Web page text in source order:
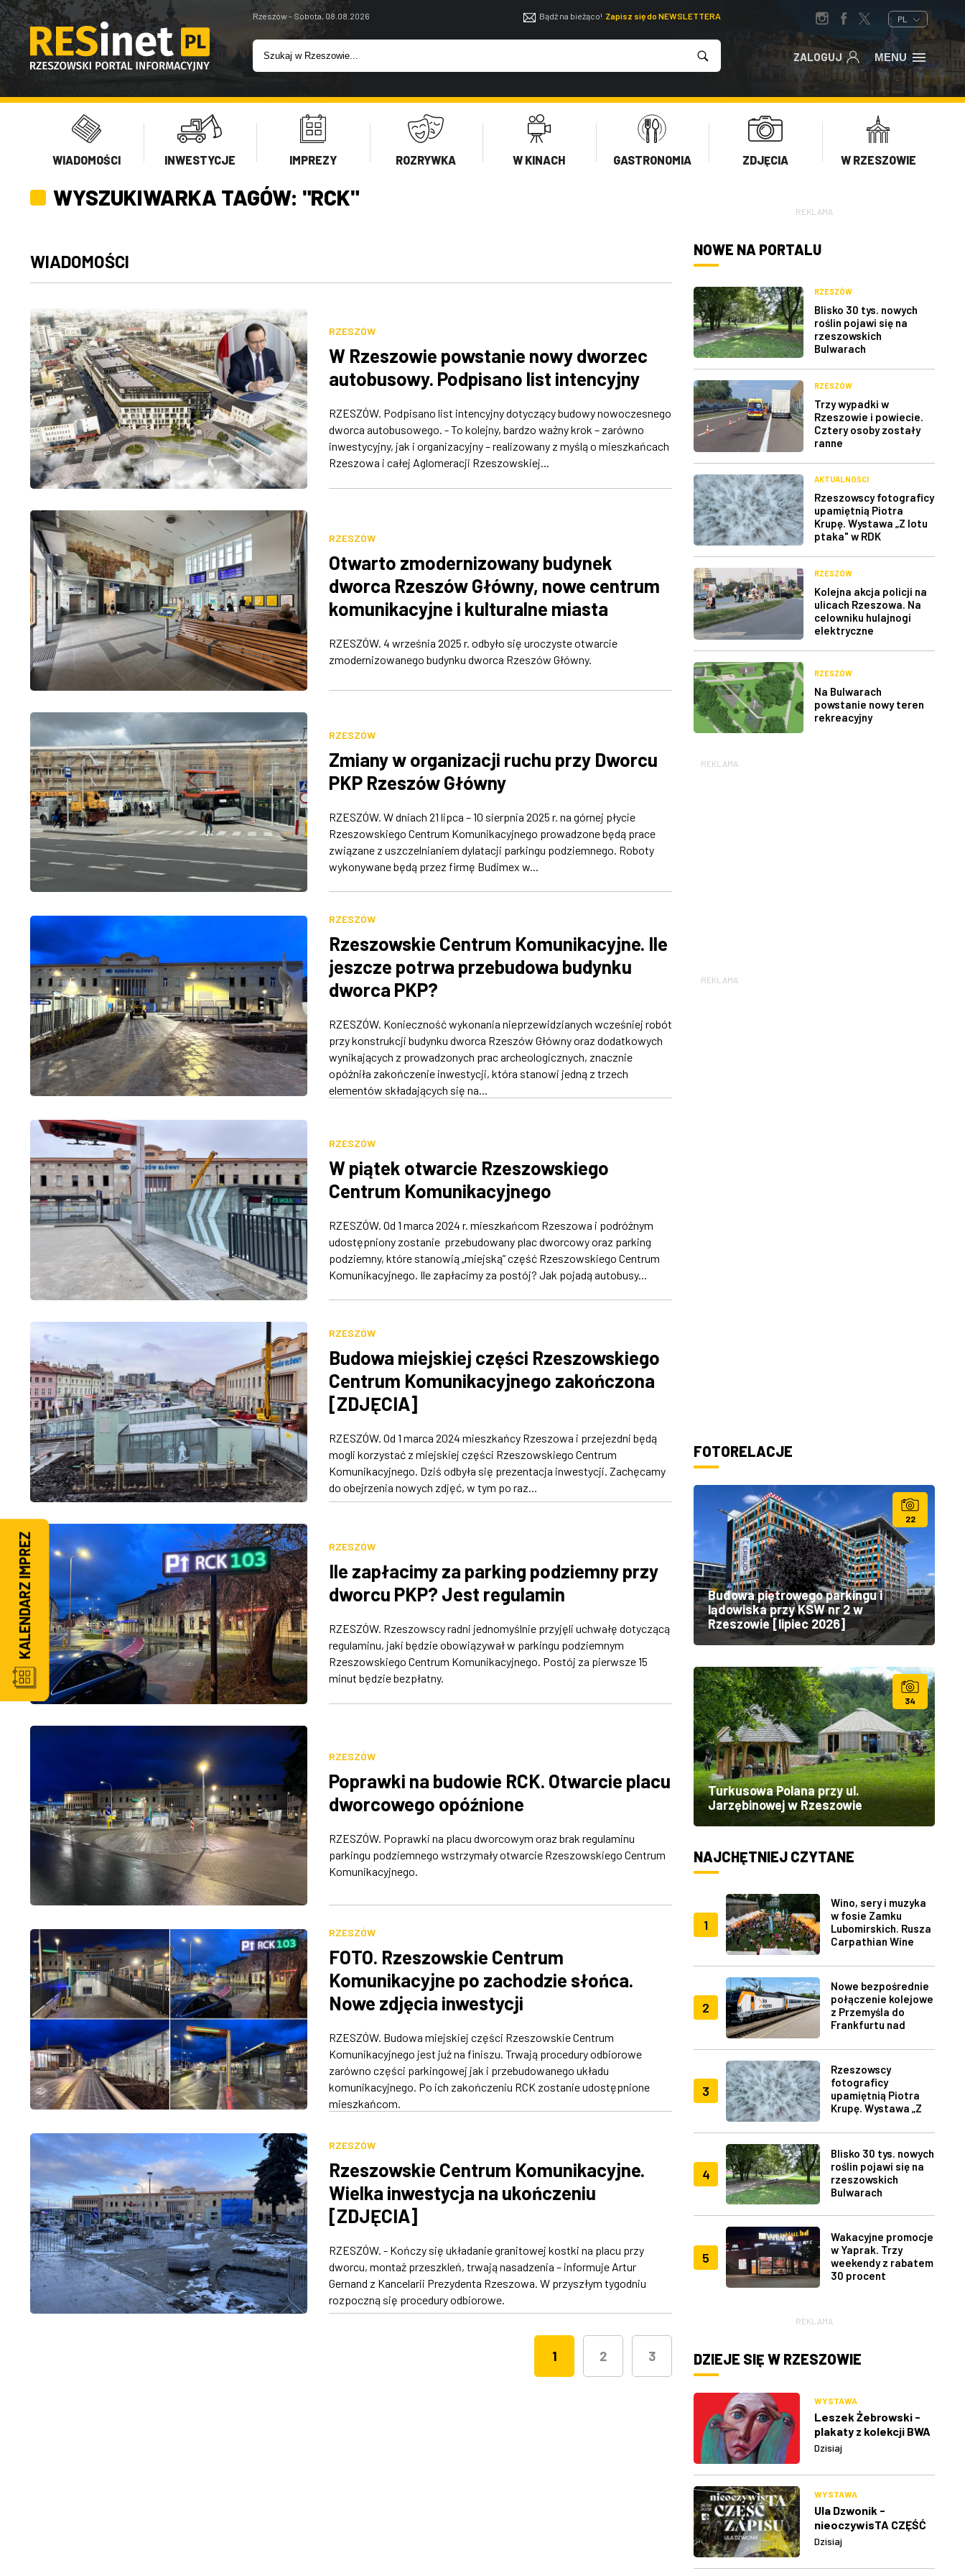
Rzeszów - Sobota, 08.08.2026 Bądź na bieżąco! Zapisz się do NEWSLETTERA PL
ZALOGUJ MENU
WIADOMOŚCI INWESTYCJE IMPREZY ROZRYWKA W KINACH GASTRONOMIA ZDJĘCIA W RZESZOWIE
WYSZUKIWARKA TAGÓW: "RCK"
WIADOMOŚCI
RZESZÓW
W Rzeszowie powstanie nowy dworzec
autobusowy. Podpisano list intencyjny
RZESZÓW. Podpisano list intencyjny dotyczący budowy nowoczesnego
dworca autobusowego. - To kolejny, bardzo ważny krok – zarówno
inwestycyjny, jak i organizacyjny – realizowany z myślą o mieszkańcach
Rzeszowa i całej Aglomeracji Rzeszowskiej...
RZESZÓW
Otwarto zmodernizowany budynek
dworca Rzeszów Główny, nowe centrum
komunikacyjne i kulturalne miasta
RZESZÓW. 4 września 2025 r. odbyło się uroczyste otwarcie
zmodernizowanego budynku dworca Rzeszów Główny.
RZESZÓW
Zmiany w organizacji ruchu przy Dworcu
PKP Rzeszów Główny
RZESZÓW. W dniach 21 lipca – 10 sierpnia 2025 r. na górnej płycie
Rzeszowskiego Centrum Komunikacyjnego prowadzone będą prace
związane z uszczelnianiem dylatacji parkingu podziemnego. Roboty
wykonywane będą przez firmę Budimex w...
RZESZÓW
Rzeszowskie Centrum Komunikacyjne. Ile
jeszcze potrwa przebudowa budynku
dworca PKP?
RZESZÓW. Konieczność wykonania nieprzewidzianych wcześniej robót
przy konstrukcji budynku dworca Rzeszów Główny oraz dodatkowych
wynikających z prowadzonych prac archeologicznych, znacznie
opóźniła zakończenie inwestycji, która stanowi jedną z trzech
elementów składających się na...
RZESZÓW
W piątek otwarcie Rzeszowskiego
Centrum Komunikacyjnego
RZESZÓW. Od 1 marca 2024 r. mieszkańcom Rzeszowa i podróżnym
udostępniony zostanie przebudowany plac dworcowy oraz parking
podziemny, które stanowią „miejską” część Rzeszowskiego Centrum
Komunikacyjnego. Ile zapłacimy za postój? Jak pojadą autobusy...
RZESZÓW
Budowa miejskiej części Rzeszowskiego
Centrum Komunikacyjnego zakończona
[ZDJĘCIA]
RZESZÓW. Od 1 marca 2024 mieszkańcy Rzeszowa i przejezdni będą
mogli korzystać z miejskiej części Rzeszowskiego Centrum
Komunikacyjnego. Dziś odbyła się prezentacja inwestycji. Zachęcamy
do obejrzenia nowych zdjęć, w tym po raz...
RZESZÓW
Ile zapłacimy za parking podziemny przy
dworcu PKP? Jest regulamin
RZESZÓW. Rzeszowscy radni jednomyślnie przyjęli uchwałę dotyczącą
regulaminu, jaki będzie obowiązywał w parkingu podziemnym
Rzeszowskiego Centrum Komunikacyjnego. Postój za pierwsze 15
minut będzie bezpłatny.
RZESZÓW
Poprawki na budowie RCK. Otwarcie placu
dworcowego opóźnione
RZESZÓW. Poprawki na placu dworcowym oraz brak regulaminu
parkingu podziemnego wstrzymały otwarcie Rzeszowskiego Centrum
Komunikacyjnego.
RZESZÓW
FOTO. Rzeszowskie Centrum
Komunikacyjne po zachodzie słońca.
Nowe zdjęcia inwestycji
RZESZÓW. Budowa miejskiej części Rzeszowskie Centrum
Komunikacyjnego jest już na finiszu. Trwają procedury odbiorowe
zarówno części parkingowej jak i przebudowanego układu
komunikacyjnego. Po ich zakończeniu RCK zostanie udostępnione
mieszkańcom.
RZESZÓW
Rzeszowskie Centrum Komunikacyjne.
Wielka inwestycja na ukończeniu
[ZDJĘCIA]
RZESZÓW. - Kończy się układanie granitowej kostki na placu przy
dworcu, montaż przeszkleń, trwają nasadzenia – informuje Artur
Gernand z Kancelarii Prezydenta Rzeszowa. W przyszłym tygodniu
rozpoczną się procedury odbiorowe.
1 2 3
REKLAMA
NOWE NA PORTALU
RZESZÓW
Blisko 30 tys. nowych
roślin pojawi się na
rzeszowskich
Bulwarach
RZESZÓW
Trzy wypadki w
Rzeszowie i powiecie.
Cztery osoby zostały
ranne
AKTUALNOŚCI
Rzeszowscy fotograficy
upamiętnią Piotra
Krupę. Wystawa „Z lotu
ptaka" w RDK
RZESZÓW
Kolejna akcja policji na
ulicach Rzeszowa. Na
celowniku hulajnogi
elektryczne
RZESZÓW
Na Bulwarach
powstanie nowy teren
rekreacyjny
REKLAMA
REKLAMA
FOTORELACJE
22
Budowa piętrowego parkingu i
lądowiska przy KSW nr 2 w
Rzeszowie [lipiec 2026]
34
Turkusowa Polana przy ul.
Jarzębinowej w Rzeszowie
NAJCHĘTNIEJ CZYTANE
1
Wino, sery i muzyka
w fosie Zamku
Lubomirskich. Rusza
Carpathian Wine
2
Nowe bezpośrednie
połączenie kolejowe
z Przemyśla do
Frankfurtu nad
3
Rzeszowscy
fotograficy
upamiętnią Piotra
Krupę. Wystawa „Z
4
Blisko 30 tys. nowych
roślin pojawi się na
rzeszowskich
Bulwarach
5
Wakacyjne promocje
w Yaprak. Trzy
weekendy z rabatem
30 procent
REKLAMA
DZIEJE SIĘ W RZESZOWIE
WYSTAWA
Leszek Żebrowski -
plakaty z kolekcji BWA
w Rzeszowie
Dzisiaj
WYSTAWA
Ula Dzwonik -
nieoczywisTA CZĘŚĆ
ZAPISU
Dzisiaj
KALENDARZ IMPREZ